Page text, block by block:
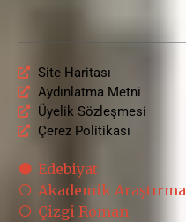
Site Haritası
Aydınlatma Metni
Üyelik Sözleşmesi
Çerez Politikası
Edebiyat
Akademik Araştırma
Çizgi Roman